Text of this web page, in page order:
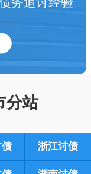
分站
浙江讨债